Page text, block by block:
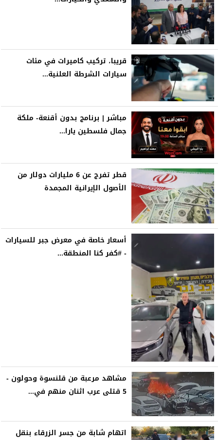
قريبا، تركيب كاميرات في مئات
سيارات الشرطة العلنية...
مباشر | برنامج بدون أقنعة- ملكة
جمال فلسطين يارا...
قطر تفرج عن 6 مليارات دولار من
الأصول الإيرانية المجمدة
أسعار خاصة في معرض جبر للسيارات
- #كفر كنا المنطقة...
مشاهد مرعبة من قلنسوة وحولون -
5 قتلى عرب اثنان منهم في...
اتهام شابة من جسر الزرقاء بنقل